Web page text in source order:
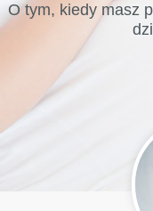
O tym, kiedy masz